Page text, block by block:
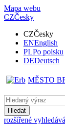
Mapa webu
CZČesky
CZČesky
ENEnglish
PLPo polsku
DEDeutsch
MĚSTO
Hledat
rozšířené